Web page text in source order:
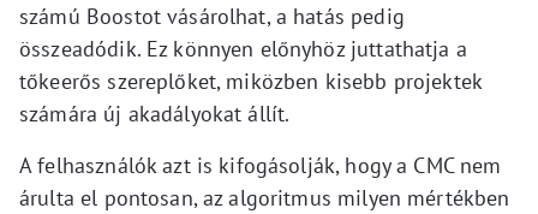
számú Boostot vásárolhat, a hatás pedig
összeadódik. Ez könnyen előnyhöz juttathatja a
tőkeerős szereplőket, miközben kisebb projektek
számára új akadályokat állít.
A felhasználók azt is kifogásolják, hogy a CMC nem
árulta el pontosan, az algoritmus milyen mértékben